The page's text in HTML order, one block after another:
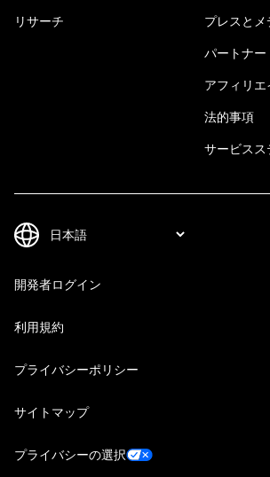
リサーチ プレスとメ
パートナー
アフィリエ
法的事項
サービスス
開発者ログイン
利用規約
プライバシーポリシー
サイトマップ
プライバシーの選択